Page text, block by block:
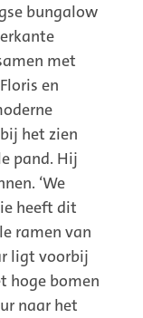
bungalow
met
en
het zien
pand. Hij
‘We
heeft dit
ramen van
ligt voorbij
hoge bomen
naar het